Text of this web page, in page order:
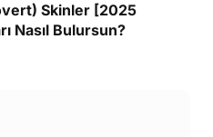
Skinler [2025
Nasıl Bulursun?